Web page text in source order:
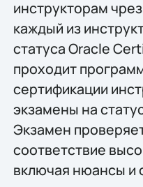
инструкторам
каждый из
статуса Oracle
проходит
сертификации
экзамены на
Экзамен
соответствие
включая нюансы и